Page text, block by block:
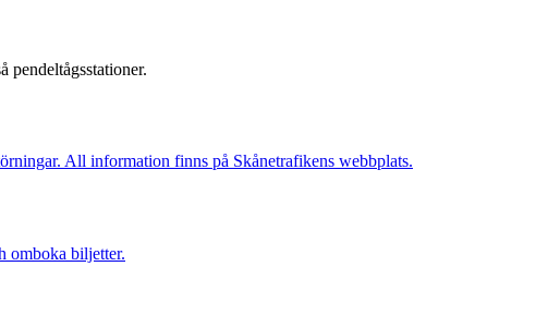
pendeltågsstationer.
All information finns på Skånetrafikens webbplats.
omboka biljetter.